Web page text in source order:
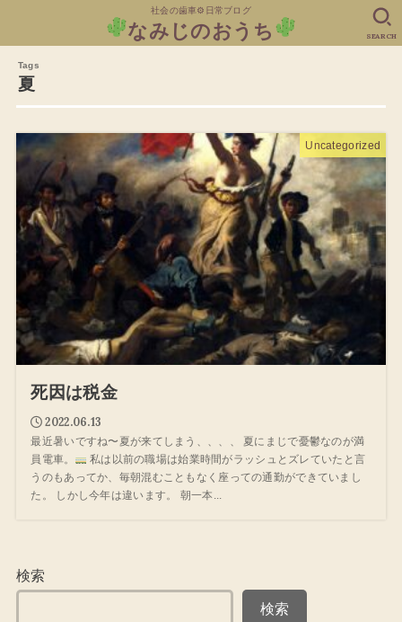
社会の歯車⚙日常ブログ
なみじのおうち SEARCH
夏
Uncategorized
死因は税金
2022.06.13
最近暑いですね〜夏が来てしまう、、、、 夏にまじで憂鬱なのが満
員電車。
私は以前の職場は始業時間がラッシュとズレていたと言
うのもあってか、毎朝混むこともなく座っての通勤ができていまし
た。 しかし今年は違います。 朝一本...
検索
検索